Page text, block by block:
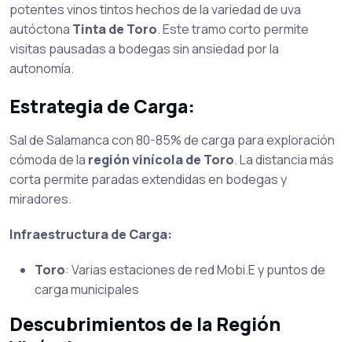
potentes vinos tintos hechos de la variedad de uva
autóctona Tinta de Toro. Este tramo corto permite
visitas pausadas a bodegas sin ansiedad por la
autonomía.
Estrategia de Carga:
Sal de Salamanca con 80-85% de carga para exploración
cómoda de la región vinícola de Toro. La distancia más
corta permite paradas extendidas en bodegas y
miradores.
Infraestructura de Carga:
Toro: Varias estaciones de red Mobi.E y puntos de
carga municipales
Descubrimientos de la Región